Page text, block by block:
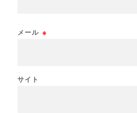
メール ※
サイト